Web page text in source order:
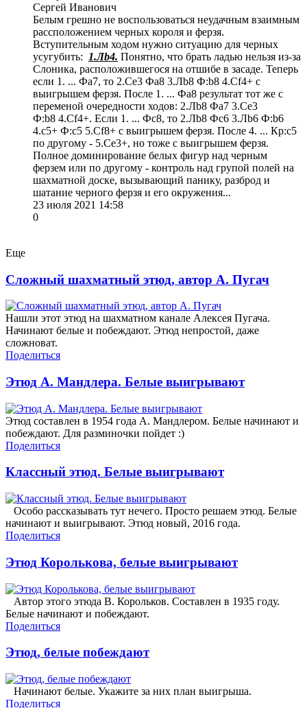
Сергей Иванович
Белым грешно не воспользоваться неудачным взаимным
рассположением черных короля и ферзя.
Вступительным ходом нужно ситуацию для черных
усугубить:
1.Лb4. Понятно, что брать ладью нельзя из-за
Слоника, расположившегося на отшибе в засаде. Теперь
если 1. ... Фa7, то 2.Сe3 Фa8 3.Лb8 Ф:b8 4.Сf4+ с
выигрышем ферзя. После 1. ... Фa8 результат тот же с
переменой очередности ходов: 2.Лb8 Фa7 3.Сe3
Ф:b8 4.Сf4+. Если 1. ... Фc8, то 2.Лb8 Фc6 3.Лb6 Ф:b6
4.c5+ Ф:c5 5.Сf8+ с выигрышем ферзя. После 4. ... Кр:c5
по другому - 5.Сe3+, но тоже с выигрышем ферзя.
Полное доминирование белых фигур над черным
ферзем или по другому - контроль над групой полей на
шахматной доске, вызывающий панику, разброд и
шатание черного ферзя и его окружения...
23 июля 2021 14:58
0
Еще
Сложный шахматный этюд, автор А. Пугач
Нашли этот этюд на шахматном канале Алексея Пугача.
Начинают белые и побеждают. Этюд непростой, даже
сложноват.
Поделиться
Этюд А. Мандлера. Белые выигрывают
Этюд составлен в 1954 года А. Мандлером. Белые начинают и
побеждают. Для разминочки пойдет :)
Поделиться
Классный этюд. Белые выигрывают
Особо рассказывать тут нечего. Просто решаем этюд. Белые
начинают и выигрывают. Этюд новый, 2016 года.
Поделиться
Этюд Королькова, белые выигрывают
Автор этого этюда В. Корольков. Составлен в 1935 году.
Белые начинают и побеждают.
Поделиться
Этюд, белые побеждают
Начинают белые. Укажите за них план выигрыша.
Поделиться